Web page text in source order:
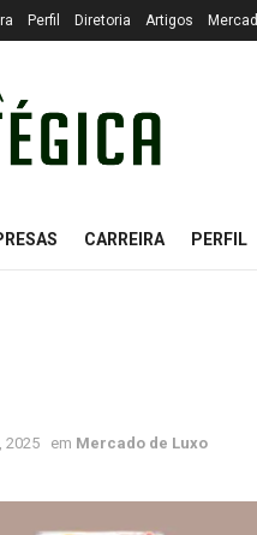
Perfil Diretoria Artigos
CARREIRA PERFIL
2025 em Mercado de Luxo